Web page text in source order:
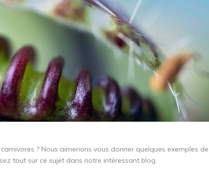
? Nous aimerions vous donner quelques exemples de
tout sur ce sujet dans notre intéressant blog.